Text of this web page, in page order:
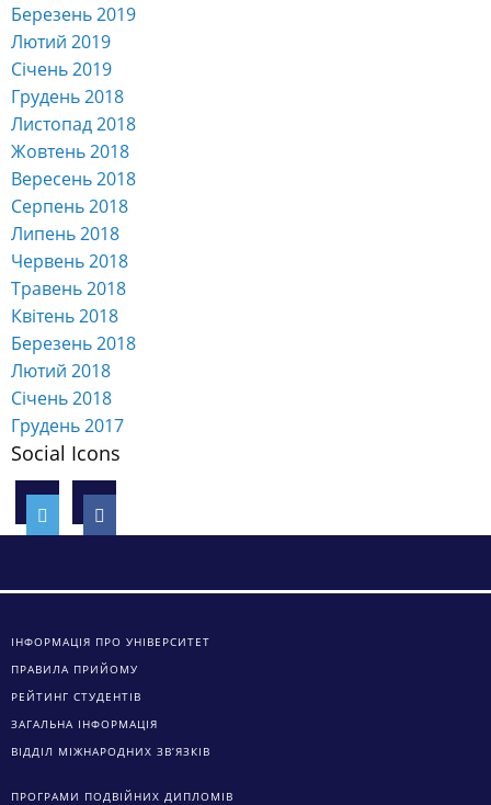
Березень 2019
Лютий 2019
Січень 2019
Грудень 2018
Листопад 2018
Жовтень 2018
Вересень 2018
Серпень 2018
Липень 2018
Червень 2018
Травень 2018
Квітень 2018
Березень 2018
Лютий 2018
Січень 2018
Грудень 2017
Social Icons
ІНФОРМАЦІЯ ПРО УНІВЕРСИТЕТ
ПРАВИЛА ПРИЙОМУ
РЕЙТИНГ СТУДЕНТІВ
ЗАГАЛЬНА ІНФОРМАЦІЯ
ВІДДІЛ МІЖНАРОДНИХ ЗВ’ЯЗКІВ
ПРОГРАМИ ПОДВІЙНИХ ДИПЛОМІВ